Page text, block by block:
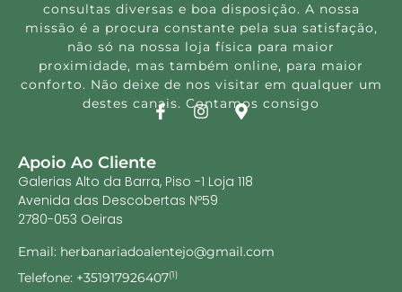
consultas diversas e boa disposição. A nossa
missão é a procura constante pela sua satisfação,
não só na nossa loja física para maior
proximidade, mas também online, para maior
conforto. Não deixe de nos visitar em qualquer um
destes canais. Contamos consigo
Apoio Ao Cliente
Galerias Alto da Barra, Piso -1 Loja 118
Avenida das Descobertas Nº59
2780-053 Oeiras
Email: herbanariadoalentejo@gmail.com
Telefone: +351917926407(1)